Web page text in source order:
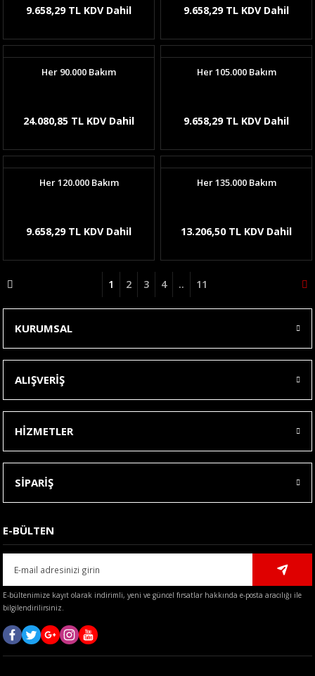
9.658,29 TL KDV Dahil 9.658,29 TL KDV Dahil
Her 90.000 Bakım
24.080,85 TL KDV Dahil
Her 105.000 Bakım
9.658,29 TL KDV Dahil
Her 120.000 Bakım
9.658,29 TL KDV Dahil
Her 135.000 Bakım
13.206,50 TL KDV Dahil
1 2 3 4 .. 11
KURUMSAL
ALIŞVERİŞ
HİZMETLER
SİPARİŞ
E-BÜLTEN
E-bültenimize kayıt olarak indirimli, yeni ve güncel fırsatlar hakkında e-posta aracılığı ile
bilgilendirilirsiniz.